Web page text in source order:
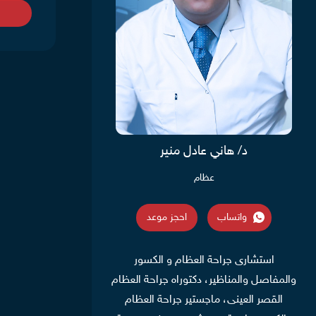
د/ هاني عادل منير
عظام
واتساب احجز موعد
استشارى جراحة العظام و الكسور
والمفاصل والمناظير، دكتوراه جراحة العظام
القصر العينى، ماجستير جراحة العظام